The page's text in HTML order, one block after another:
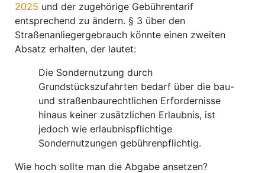
2025 und der zugehörige Gebührentarif
entsprechend zu ändern. § 3 über den
Straßenanliegergebrauch könnte einen zweiten
Absatz erhalten, der lautet:
Die Sondernutzung durch
Grundstückszufahrten bedarf über die bau-
und straßenbaurechtlichen Erfordernisse
hinaus keiner zusätzlichen Erlaubnis, ist
jedoch wie erlaubnispflichtige
Sondernutzungen gebührenpflichtig.
Wie hoch sollte man die Abgabe ansetzen?